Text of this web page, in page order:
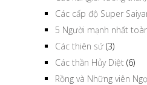
Các cấp độ Super
5 Người mạnh nhất
Các thiên sứ (3)
Các thần Hủy Diệt (6)
Rồng và Những viên